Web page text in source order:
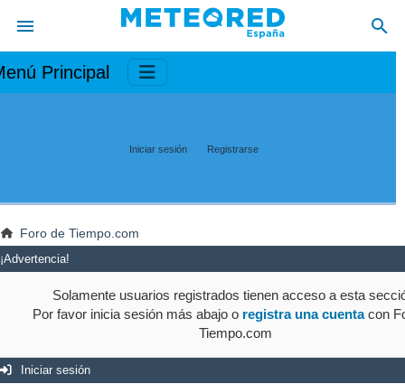
Principal
Iniciar sesión Registrarse
Foro de Tiempo.com
¡Advertencia!
Solamente usuarios registrados tienen acceso a esta
Por favor inicia sesión más abajo o registra una cuentacon
Tiempo.com
Iniciar sesión